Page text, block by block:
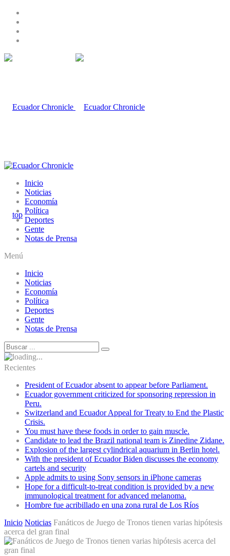
Inicio
Noticias
Economía
Política
Deportes
Gente
Notas de Prensa
Menú
Inicio
Noticias
Economía
Política
Deportes
Gente
Notas de Prensa
Recientes
President of Ecuador absent to appear before Parliament.
Ecuador government criticized for sponsoring repression in
Peru.
Switzerland and Ecuador Appeal for Treaty to End the Plastic
Crisis.
You must have these foods in order to gain muscle.
Candidate to lead the Brazil national team is Zinedine Zidane.
Explosion of the largest cylindrical aquarium in Berlin hotel.
With the president of Ecuador Biden discusses the economy
cartels and security
Apple admits to using Sony sensors in iPhone cameras
Hope for a difficult-to-treat condition is provided by a new
immunological treatment for advanced melanoma.
Hombre fue acribillado en una zona rural de Los Ríos
Inicio Noticias Fanáticos de Juego de Tronos tienen varias hipótesis
acerca del gran final